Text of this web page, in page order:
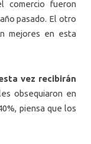
comercio fueron
pasado. El otro
mejores en esta
vez recibirán
obsequiaron en
piensa que los